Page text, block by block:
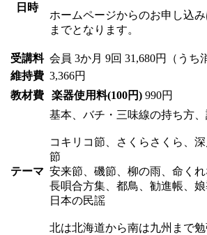
日時
ホームページからのお申し込
までとなります。
受講料 会員 3か月 9回 31,680円（うち
維持費 3,366円
教材費
楽器使用料(100円) 990円
テーマ
基本、バチ・三味線の持ち方
コキリコ節、さくらさくら、
節
安来節、磯節、柳の雨、命く
長唄合方集、都鳥、勧進帳、
日本の民謡
北は北海道から南は九州まで勉